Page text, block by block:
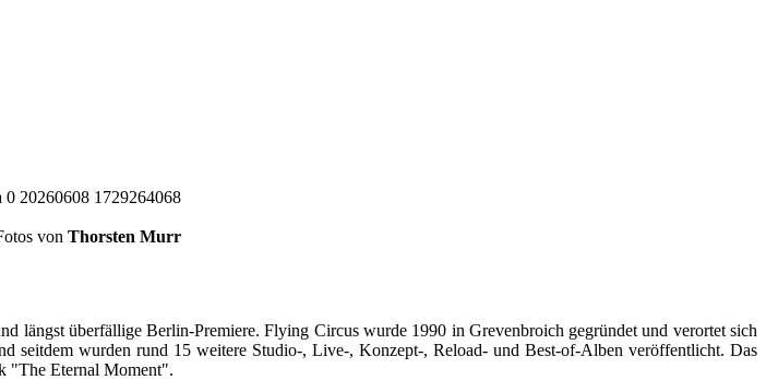
von Thorsten Murr
längst überfällige Berlin-Premiere. Flying Circus wurde 1990 in Grevenbroich gegründet und verortet sich
seitdem wurden rund 15 weitere Studio-, Live-, Konzept-, Reload- und Best-of-Alben veröffentlicht. Das
"The Eternal Moment".